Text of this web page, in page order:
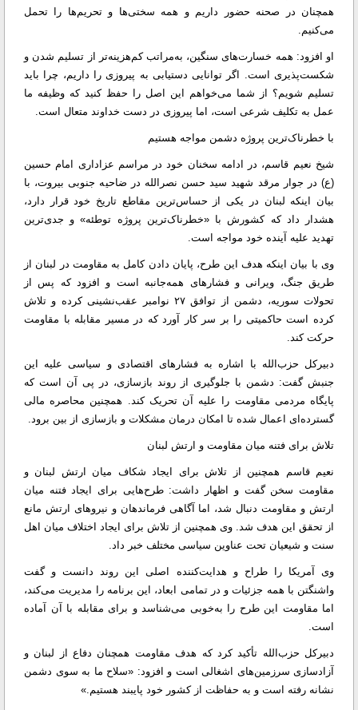
همچنان در صحنه حضور داریم و همه سختی‌ها و تحریم‌ها را تحمل
می‌کنیم.
او افزود: همه خسارت‌های سنگین، به‌مراتب کم‌هزینه‌تر از تسلیم شدن و
شکست‌پذیری است. اگر توانایی دستیابی به پیروزی را داریم، چرا باید
تسلیم شویم؟ از شما می‌خواهم این اصل را حفظ کنید که وظیفه ما
عمل به تکلیف شرعی است، اما پیروزی در دست خداوند متعال است.
با خطرناک‌ترین پروژه دشمن مواجه هستیم
شیخ نعیم قاسم، در ادامه سخنان خود در مراسم عزاداری امام حسین
(ع) در جوار مرقد شهید سید حسن نصرالله در ضاحیه جنوبی بیروت، با
بیان اینکه لبنان در یکی از حساس‌ترین مقاطع تاریخ خود قرار دارد،
هشدار داد که کشورش با «خطرناک‌ترین پروژه توطئه» و جدی‌ترین
تهدید علیه آینده خود مواجه است.
وی با بیان اینکه هدف این طرح، پایان دادن کامل به مقاومت در لبنان از
طریق جنگ، ویرانی و فشارهای همه‌جانبه است و افزود که پس از
تحولات سوریه، دشمن از توافق ۲۷ نوامبر عقب‌نشینی کرده و تلاش
کرده است حاکمیتی را بر سر کار آورد که در مسیر مقابله با مقاومت
حرکت کند.
دبیرکل حزب‌الله با اشاره به فشارهای اقتصادی و سیاسی علیه این
جنبش گفت: دشمن با جلوگیری از روند بازسازی، در پی آن است که
پایگاه مردمی مقاومت را علیه آن تحریک کند. همچنین محاصره مالی
گسترده‌ای اعمال شده تا امکان درمان مشکلات و بازسازی از بین برود.
تلاش برای فتنه میان مقاومت و ارتش لبنان
نعیم قاسم همچنین از تلاش برای ایجاد شکاف میان ارتش لبنان و
مقاومت سخن گفت و اظهار داشت: طرح‌هایی برای ایجاد فتنه میان
ارتش و مقاومت دنبال شد، اما آگاهی فرماندهان و نیروهای ارتش مانع
از تحقق این هدف شد. وی همچنین از تلاش برای ایجاد اختلاف میان اهل
سنت و شیعیان تحت عناوین سیاسی مختلف خبر داد.
وی آمریکا را طراح و هدایت‌کننده اصلی این روند دانست و گفت
واشنگتن با همه جزئیات و در تمامی ابعاد، این برنامه را مدیریت می‌کند،
اما مقاومت این طرح را به‌خوبی می‌شناسد و برای مقابله با آن آماده
است.
دبیرکل حزب‌الله تأکید کرد که هدف مقاومت همچنان دفاع از لبنان و
آزادسازی سرزمین‌های اشغالی است و افزود: «سلاح ما به سوی دشمن
نشانه رفته است و به حفاظت از کشور خود پایبند هستیم.»